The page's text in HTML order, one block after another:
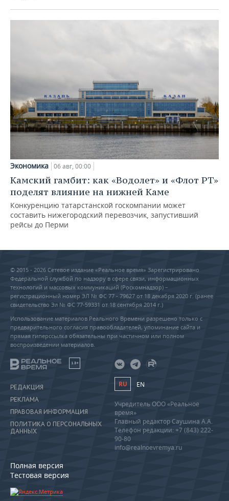
Экономика 06 авг, 00:00
Камский гамбит: как «Водолет» и «Флот РТ»
поделят влияние на нижней Каме
Конкуренцию татарстанской госкомпании может
составить нижегородский перевозчик, запустивший
рейсы до Перми
© 2015 - 2026 Сетевое издание «Реальное время» Зарегистрировано
Федеральной службой по надзору в сфере связи, информационных
технологий и массовых коммуникаций (Роскомнадзор) –
регистрационный номер ЭЛ № ФС 77 - 79627 от 18 декабря 2020 г. (ранее
свидетельство Эл № ФС 77-59331 от 18 сентября 2014 г.)
Использование материалов Реального Времени разрешено только с
предварительного согласия правообладателей, упоминание сайта и
прямая гиперссылка обязательны при частичном или полном
воспроизведении материалов.
18+
РЕДАКЦИЯ
РЕКЛАМА
ПРАВОВАЯ ИНФОРМАЦИЯ
ПОЛИТИКА О ПЕРСОНАЛЬНЫХ
ДАННЫХ
Полная версия
Тестовая версия
RU EN
Учредитель ООО «Реальное
время»
Главный редактор Саушина А.А.
Телефон редакции: +7 (843) 222-
90-80
info@realnoevremya.ru